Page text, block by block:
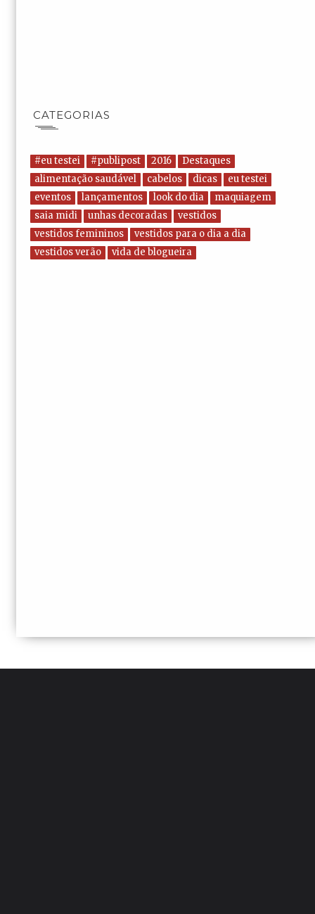
CATEGORIAS
#eu testei #publipost 2016
Destaques
alimentação saudável
cabelos dicas
eu testei
eventos
lançamentos look do dia
maquiagem
saia midi
unhas decoradas
vestidos
vestidos femininos
vestidos para o dia a dia
vestidos verão
vida de blogueira